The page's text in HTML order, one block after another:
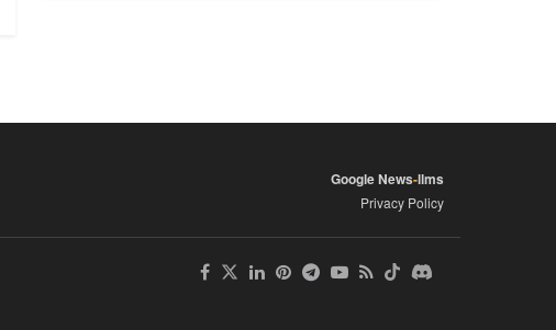
Google News-llms
Privacy Policy